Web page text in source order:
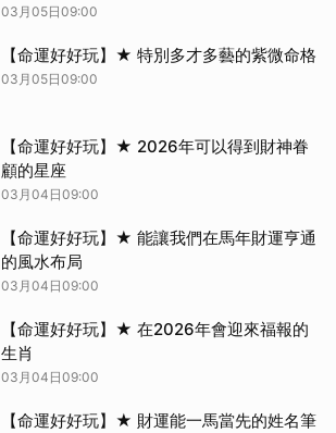
03月05日09:00
【命運好好玩】★ 特別多才多藝的紫微命格
03月05日09:00
【命運好好玩】★ 2026年可以得到財神眷
顧的星座
03月04日09:00
【命運好好玩】★ 能讓我們在馬年財運亨通
的風水布局
03月04日09:00
【命運好好玩】★ 在2026年會迎來福報的
生肖
03月04日09:00
【命運好好玩】★ 財運能一馬當先的姓名筆
取消